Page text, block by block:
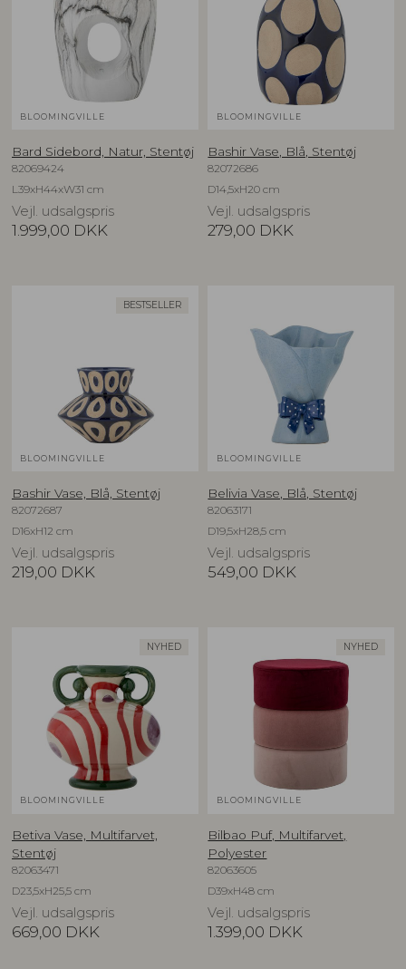
BLOOMINGVILLE
Bard Sidebord, Natur, Stentøj
82069424
L39xH44xW31 cm
Vejl. udsalgspris
1.999,00 DKK
BLOOMINGVILLE
Bashir Vase, Blå, Stentøj
82072686
D14,5xH20 cm
Vejl. udsalgspris
279,00 DKK
BESTSELLER
BLOOMINGVILLE
Bashir Vase, Blå, Stentøj
82072687
D16xH12 cm
Vejl. udsalgspris
219,00 DKK
BLOOMINGVILLE
Belivia Vase, Blå, Stentøj
82063171
D19,5xH28,5 cm
Vejl. udsalgspris
549,00 DKK
NYHED
BLOOMINGVILLE
Betiva Vase, Multifarvet,
Stentøj
82063471
D23,5xH25,5 cm
Vejl. udsalgspris
669,00 DKK
NYHED
BLOOMINGVILLE
Bilbao Puf, Multifarvet,
Polyester
82063605
D39xH48 cm
Vejl. udsalgspris
1.399,00 DKK